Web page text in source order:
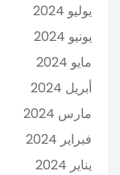
يوليو 2024
يونيو 2024
مايو 2024
أبريل 2024
مارس 2024
فبراير 2024
يناير 2024